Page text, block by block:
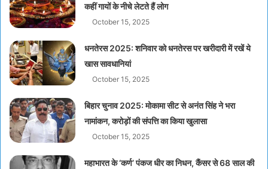
कहीं गायों के नीचे लेटते हैं लोग
October 15, 2025
धनतेरस 2025: शनिवार को धनतेरस पर खरीदारी में रखें ये
खास सावधानियां
October 15, 2025
बिहार चुनाव 2025: मोकामा सीट से अनंत सिंह ने भरा
नामांकन, करोड़ों की संपत्ति का किया खुलासा
October 15, 2025
महाभारत के ‘कर्ण’ पंकज धीर का निधन, कैंसर से 68 साल की